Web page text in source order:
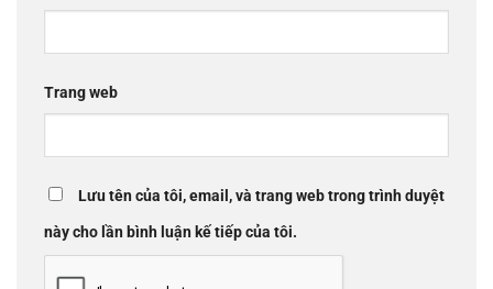
Trang web
Lưu tên của tôi, email, và trang web trong trình duyệt
này cho lần bình luận kế tiếp của tôi.